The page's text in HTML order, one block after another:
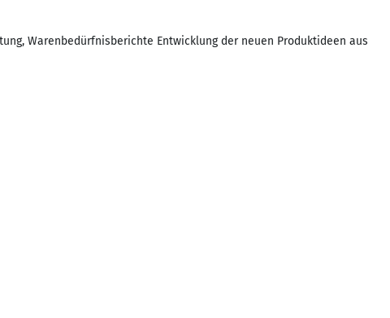
Warenbedürfnisberichte Entwicklung der neuen Produktideen aus